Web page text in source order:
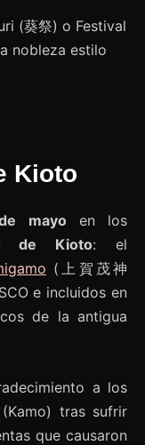
Kioto
mayoen los
de Kioto: el
(上賀茂神
e incluidos en
de la antigua
a los
tras sufrir
que causaron